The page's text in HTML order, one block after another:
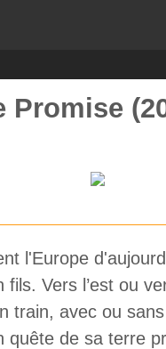
Promise
l'Europe
Vers l’est ou
train, avec ou
quête de sa terre